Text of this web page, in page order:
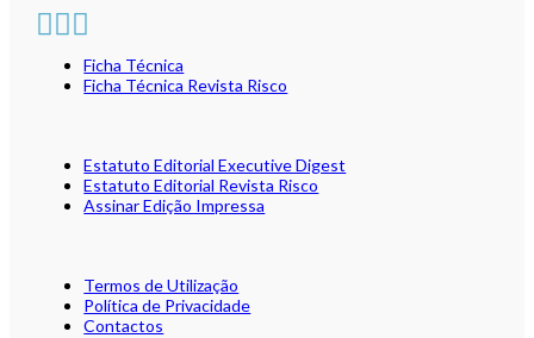
Ficha Técnica
Ficha Técnica Revista Risco
Estatuto Editorial Executive Digest
Estatuto Editorial Revista Risco
Assinar Edição Impressa
Termos de Utilização
Política de Privacidade
Contactos